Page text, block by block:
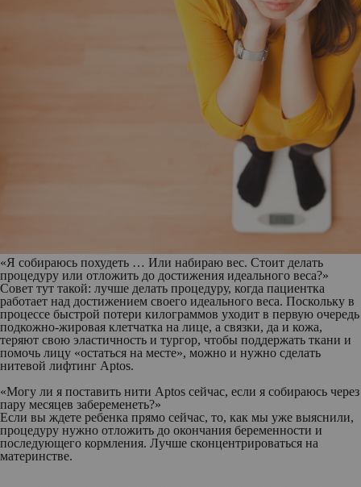
«Я собираюсь похудеть … Или набираю вес. Стоит делать
процедуру или отложить до достижения идеального веса?»
Совет тут такой: лучше делать процедуру, когда пациентка
работает над достижением своего идеального веса. Поскольку в
процессе быстрой потери килограммов уходит в первую очередь
подкожно-жировая клетчатка на лице, а связки, да и кожа,
теряют свою эластичность и тургор, чтобы поддержать ткани и
помочь лицу «остаться на месте», можно и нужно сделать
нитевой лифтинг Aptos.
«Могу ли я поставить нити Aptos сейчас, если я собираюсь через
пару месяцев забеременеть?»
Если вы ждете ребенка прямо сейчас, то, как мы уже выяснили,
процедуру нужно отложить до окончания беременности и
последующего кормления. Лучше сконцентрироваться на
материнстве.